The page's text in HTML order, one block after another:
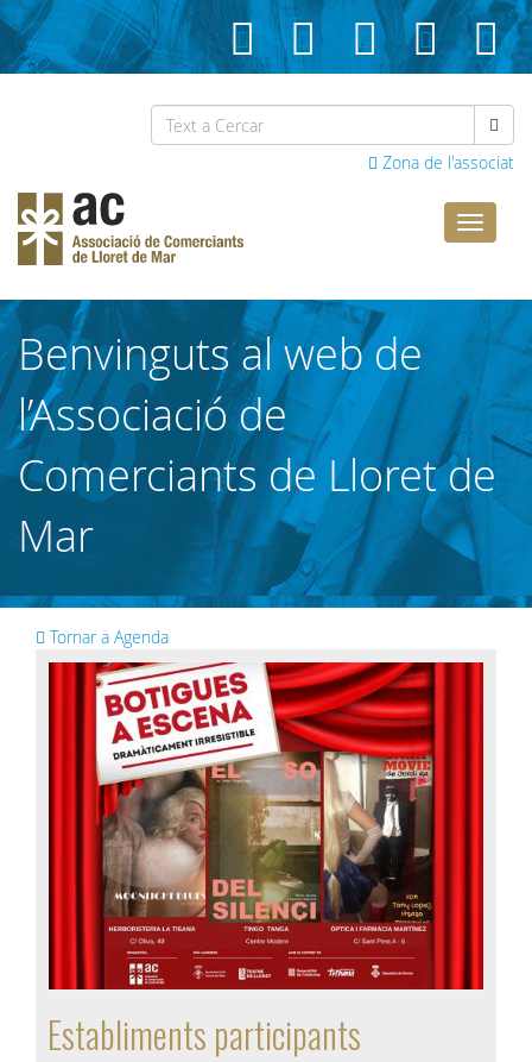
Zona de l'associat
Lloret
Benvinguts al web de
l’Associació de
Comerciants de Lloret de
Mar
Tornar a Agenda
Establiments participants